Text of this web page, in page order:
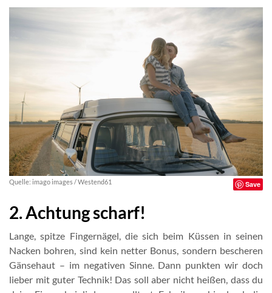
Quelle: imago images / Westend61 Save
2. Achtung scharf!
Lange, spitze Fingernägel, die sich beim Küssen in seinen
Nacken bohren, sind kein netter Bonus, sondern bescheren
Gänsehaut – im negativen Sinne. Dann punkten wir doch
lieber mit guter Technik! Das soll aber nicht heißen, dass du